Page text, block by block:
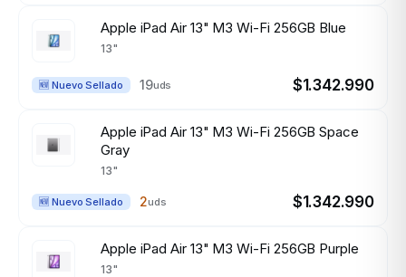
Apple iPad Air 13" M3 Wi-Fi 256GB Blue
13"
🆕 Nuevo Sellado 19uds $1.342.990
Apple iPad Air 13" M3 Wi-Fi 256GB Space
Gray
13"
🆕 Nuevo Sellado 2uds $1.342.990
Apple iPad Air 13" M3 Wi-Fi 256GB Purple
13"